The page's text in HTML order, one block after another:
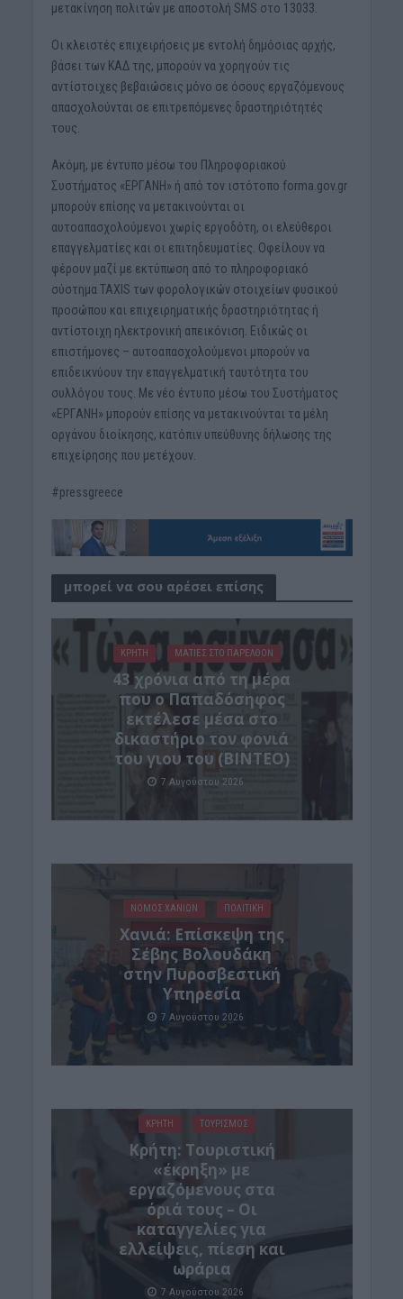
μετακίνηση πολιτών με αποστολή SMS στο 13033.
Οι κλειστές επιχειρήσεις με εντολή δημόσιας αρχής,
βάσει των ΚΑΔ της, μπορούν να χορηγούν τις
αντίστοιχες βεβαιώσεις μόνο σε όσους εργαζόμενους
απασχολούνται σε επιτρεπόμενες δραστηριότητές
τους.
Ακόμη, με έντυπο μέσω του Πληροφοριακού
Συστήματος «ΕΡΓΑΝΗ» ή από τον ιστότοπο forma.gov.gr
μπορούν επίσης να μετακινούνται οι
αυτοαπασχολούμενοι χωρίς εργοδότη, οι ελεύθεροι
επαγγελματίες και οι επιτηδευματίες. Οφείλουν να
φέρουν μαζί με εκτύπωση από το πληροφοριακό
σύστημα TAXIS των φορολογικών στοιχείων φυσικού
προσώπου και επιχειρηματικής δραστηριότητας ή
αντίστοιχη ηλεκτρονική απεικόνιση. Ειδικώς οι
επιστήμονες – αυτοαπασχολούμενοι μπορούν να
επιδεικνύουν την επαγγελματική ταυτότητα του
συλλόγου τους. Με νέο έντυπο μέσω του Συστήματος
«ΕΡΓΑΝΗ» μπορούν επίσης να μετακινούνται τα μέλη
οργάνου διοίκησης, κατόπιν υπεύθυνης δήλωσης της
επιχείρησης που μετέχουν.
#pressgreece
μπορεί να σου αρέσει επίσης
ΚΡΗΤΗ ΜΑΤΙΕΣ ΣΤΟ ΠΑΡΕΛΘΟΝ
43 χρόνια από τη μέρα
που ο Παπαδόσηφος
εκτέλεσε μέσα στο
δικαστήριο τον φονιά
του γιου του (ΒΙΝΤΕΟ)
7 Αυγούστου 2026
ΝΟΜΌΣ ΧΑΝΊΩΝ ΠΟΛΙΤΙΚΗ
Xανιά: Επίσκεψη της
Σέβης Βολουδάκη
στην Πυροσβεστική
Υπηρεσία
7 Αυγούστου 2026
ΚΡΗΤΗ ΤΟΥΡΙΣΜΟΣ
Κρήτη: Τουριστική
«έκρηξη» με
εργαζόμενους στα
όριά τους – Οι
καταγγελίες για
ελλείψεις, πίεση και
ωράρια
7 Αυγούστου 2026